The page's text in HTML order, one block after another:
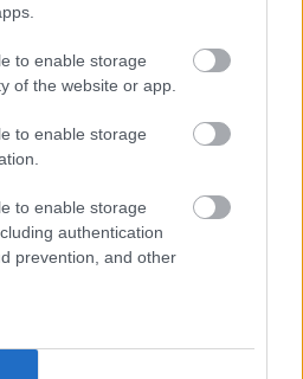
to enable storage
of the website or app.
to enable storage
to enable storage
authentication
prevention, and other
földgáz ára 2026-ban?